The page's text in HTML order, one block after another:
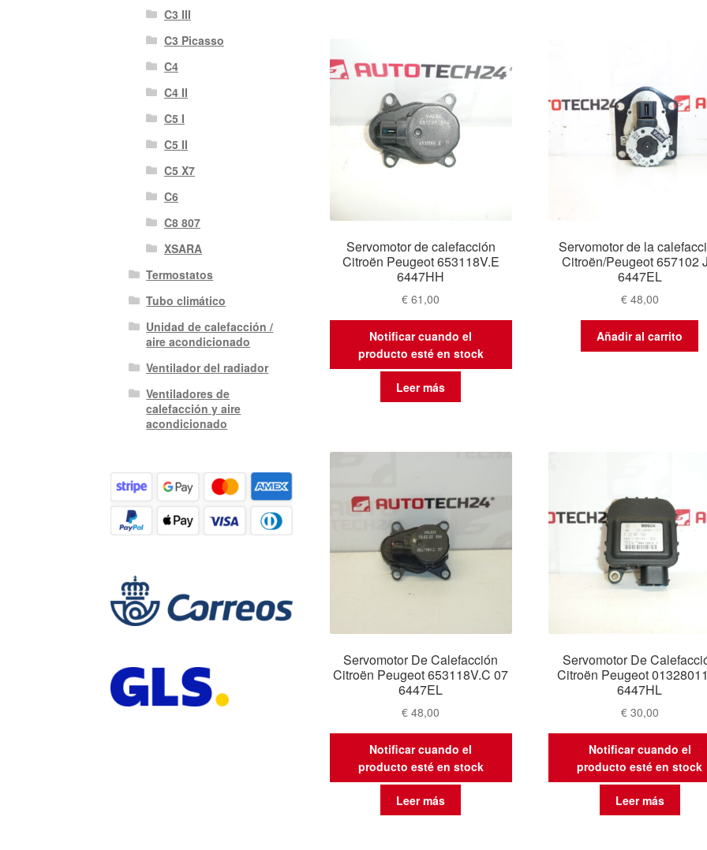
Servomotor de calefacción
Citroën Peugeot 653118V.E
6447HH
€ 61,00
Notificar cuando el
producto esté en stock
Leer más
Servomotor de la
Citroën/Peugeot 657102
6447EL
€48,00
Añadir al carrito
Servomotor De Calefacción
Citroën Peugeot 653118V.C 07
6447EL
€ 48,00
Notificar cuando el
producto esté en stock
Leer más
Servomotor De
Citroën Peugeot
6447HL
€30,00
Notificar cuando el
producto esté en stock
Leer más
C3 III
C3 Picasso
C4
C4 II
C5 I
C5 II
C5 X7
C6
C8 807
XSARA
Termostatos
Tubo climático
Unidad de calefacción /
aire acondicionado
Ventilador del radiador
Ventiladores de
calefacción y aire
acondicionado